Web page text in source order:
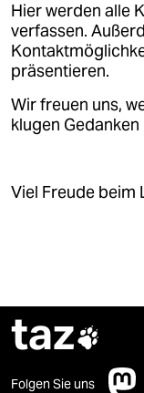
Hier werden alle
verfassen.
präsentieren.
Wir freuen uns,
klugen
Viel Freude beim
taz
Folgen Sie uns